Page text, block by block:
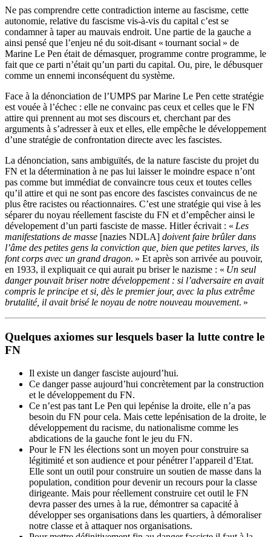
Ne pas comprendre cette contradiction interne au fascisme, cette
autonomie, relative du fascisme vis-à-vis du capital c’est se
condamner à taper au mauvais endroit. Une partie de la gauche a
ainsi pensé que l’enjeu né du soit-disant « tournant social » de
Marine Le Pen était de démasquer, programme contre programme, le
fait que ce parti n’était qu’un parti du capital. Ou, pire, le débusquer
comme un ennemi inconséquent du système.
Face à la dénonciation de l’UMPS par Marine Le Pen cette stratégie
est vouée à l’échec : elle ne convainc pas ceux et celles que le FN
attire qui prennent au mot ses discours et, cherchant par des
arguments à s’adresser à eux et elles, elle empêche le développement
d’une stratégie de confrontation directe avec les fascistes.
La dénonciation, sans ambiguïtés, de la nature fasciste du projet du
FN et la détermination à ne pas lui laisser le moindre espace n’ont
pas comme but immédiat de convaincre tous ceux et toutes celles
qu’il attire et qui ne sont pas encore des fascistes convaincus de ne
plus être racistes ou réactionnaires. C’est une stratégie qui vise à les
séparer du noyau réellement fasciste du FN et d’empêcher ainsi le
dévelopement d’un parti fasciste de masse. Hitler écrivait : « Les
manifestations de masse [nazies NDLA] doivent faire brûler dans
l’âme des petites gens la conviction que, bien que petites larves, ils
font corps avec un grand dragon. » Et après son arrivée au pouvoir,
en 1933, il expliquait ce qui aurait pu briser le nazisme : « Un seul
danger pouvait briser notre développement : si l’adversaire en avait
compris le principe et si, dès le premier jour, avec la plus extrême
brutalité, il avait brisé le noyau de notre nouveau mouvement. »
Quelques axiomes sur lesquels baser la lutte contre le
FN
Il existe un danger fasciste aujourd’hui.
Ce danger passe aujourd’hui concrètement par la construction
et le développement du FN.
Ce n’est pas tant Le Pen qui lepénise la droite, elle n’a pas
besoin du FN pour cela. Mais cette lepénisation de la droite, le
développement du racisme, du nationalisme comme les
abdications de la gauche font le jeu du FN.
Pour le FN les élections sont un moyen pour construire sa
légitimité et son audience et pour pénétrer l’appareil d’Etat.
Elle sont un outil pour construire un soutien de masse dans la
population, condition pour devenir un recours pour la classe
dirigeante. Mais pour réellement construire cet outil le FN
devra passer des urnes à la rue, démontrer sa capacité à
développer ses organisations dans les quartiers, à démoraliser
notre classe et à attaquer nos organisations.